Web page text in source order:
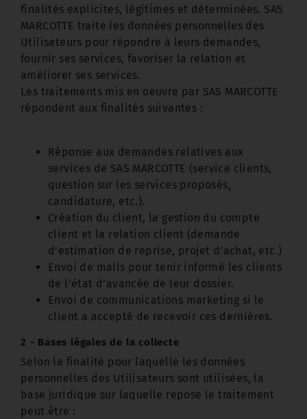
finalités explicites, légitimes et déterminées. SAS
MARCOTTE traite les données personnelles des
Utilisateurs pour répondre à leurs demandes,
fournir ses services, favoriser la relation et
améliorer ses services.
Les traitements mis en oeuvre par SAS MARCOTTE
répondent aux finalités suivantes :
Réponse aux demandes relatives aux
services de SAS MARCOTTE (service clients,
question sur les services proposés,
candidature, etc.).
Création du client, la gestion du compte
client et la relation client (demande
d’estimation de reprise, projet d’achat, etc.)
Envoi de mails pour tenir informé les clients
de l’état d’avancée de leur dossier.
Envoi de communications marketing si le
client a accepté de recevoir ces dernières.
2 - Bases légales de la collecte
Selon la finalité pour laquelle les données
personnelles des Utilisateurs sont utilisées, la
base juridique sur laquelle repose le traitement
peut être :